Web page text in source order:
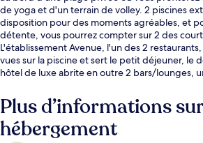
de yoga et d'un terrain de volley. 2 piscines
disposition pour des moments agréables, et
détente, vous pourrez compter sur 2 des
L'établissement Avenue, l'un des 2
vues sur la piscine et sert le petit déjeuner, le
hôtel de luxe abrite en outre 2 bars/lounges,
personnel attentionné et la présentation
Plus d’informations
hébergement